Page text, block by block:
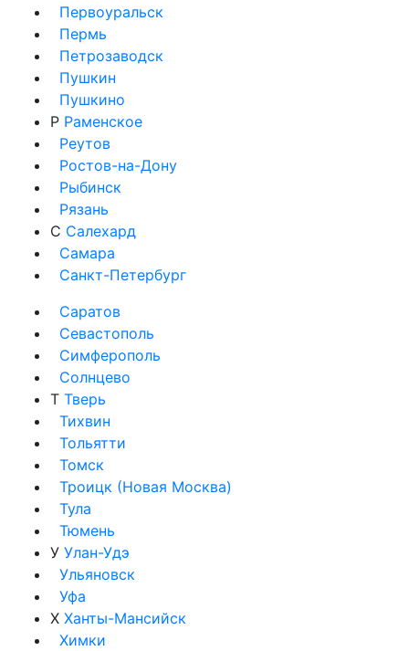
Первоуральск
Пермь
Петрозаводск
Пушкин
Пушкино
Р Раменское
Реутов
Ростов-на-Дону
Рыбинск
Рязань
С Салехард
Самара
Санкт-Петербург
Саратов
Севастополь
Симферополь
Солнцево
Т Тверь
Тихвин
Тольятти
Томск
Троицк (Новая Москва)
Тула
Тюмень
У Улан-Удэ
Ульяновск
Уфа
Х Ханты-Мансийск
Химки